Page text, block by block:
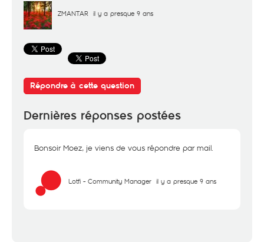
ZMANTAR il y a presque 9 ans
Répondre à cette question
Dernières réponses postées
Bonsoir Moez, je viens de vous répondre par mail.
Lotfi - Community Manager il y a presque 9 ans